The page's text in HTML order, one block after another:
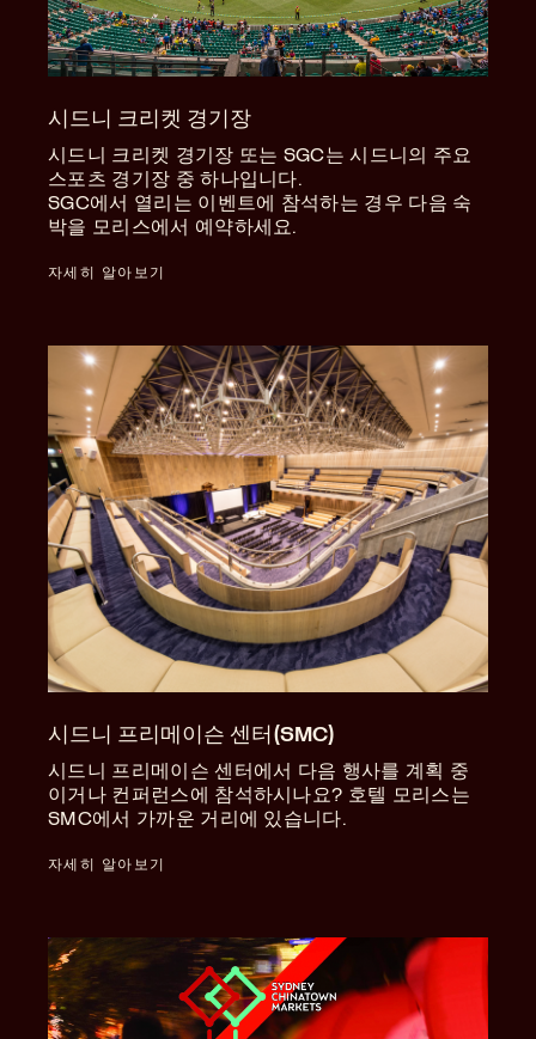
시드니 크리켓 경기장
시드니 크리켓 경기장 또는 SGC는 시드니의 주요
스포츠 경기장 중 하나입니다.
SGC에서 열리는 이벤트에 참석하는 경우 다음 숙
박을 모리스에서 예약하세요.
자세히 알아보기
시드니 프리메이슨 센터(SMC)
시드니 프리메이슨 센터에서 다음 행사를 계획 중
이거나 컨퍼런스에 참석하시나요? 호텔 모리스는
SMC에서 가까운 거리에 있습니다.
자세히 알아보기